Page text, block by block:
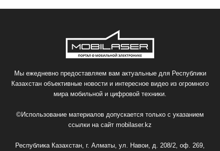
Мы ежедневно предоставляем вам актуальные для Республики
Казахстан объективные новости и интересное видео из огромного
мира мобильной и цифровой техники.
©Использование материалов допускается только с указанием
ссылки на сайт mobilaser.kz
Республика Казахстан, г. Алматы, ул. Навои, д. 208/2, оф. 269,